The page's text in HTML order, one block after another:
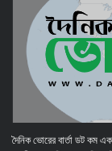
দৈনিক ভোরের বার্তা ডট কম